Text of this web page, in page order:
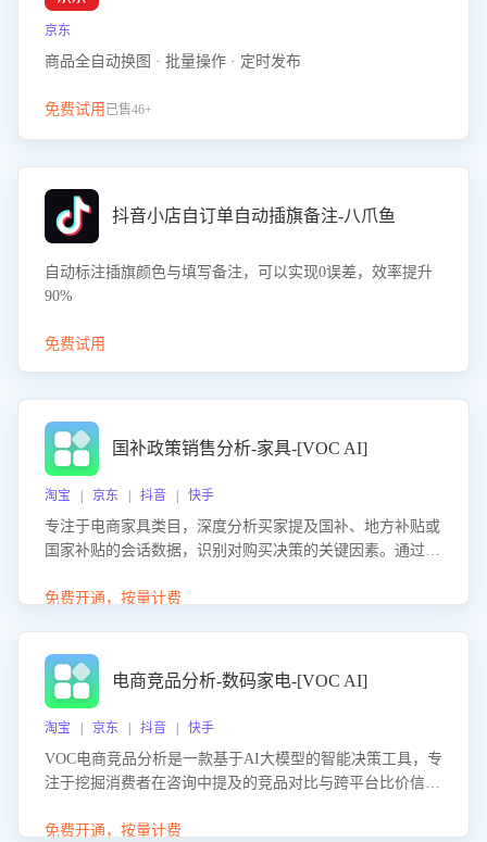
京东
商品全自动换图 · 批量操作 · 定时发布
免费试用 已售46+
抖音小店自订单自动插旗备注-八爪鱼
自动标注插旗颜色与填写备注，可以实现0误差，效率提升
90%
免费试用
国补政策销售分析-家具-[VOC AI]
淘宝 | 京东 | 抖音 | 快手
专注于电商家具类目，深度分析买家提及国补、地方补贴或
国家补贴的会话数据，识别对购买决策的关键因素。通过AI
化策略，助力商家利用国补政策提升GMV。
免费开通，按量计费
电商竞品分析-数码家电-[VOC AI]
淘宝 | 京东 | 抖音 | 快手
VOC电商竞品分析是一款基于AI大模型的智能决策工具，专
注于挖掘消费者在咨询中提及的竞品对比与跨平台比价信
商品信息，进行多维度交叉对比，并分析消费者的比价行
免费开通，按量计费